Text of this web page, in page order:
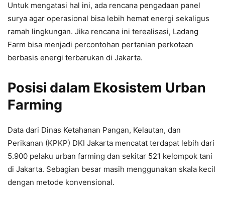
Untuk mengatasi hal ini, ada rencana pengadaan panel
surya agar operasional bisa lebih hemat energi sekaligus
ramah lingkungan. Jika rencana ini terealisasi, Ladang
Farm bisa menjadi percontohan pertanian perkotaan
berbasis energi terbarukan di Jakarta.
Posisi dalam Ekosistem Urban
Farming
Data dari Dinas Ketahanan Pangan, Kelautan, dan
Perikanan (KPKP) DKI Jakarta mencatat terdapat lebih dari
5.900 pelaku urban farming dan sekitar 521 kelompok tani
di Jakarta. Sebagian besar masih menggunakan skala kecil
dengan metode konvensional.